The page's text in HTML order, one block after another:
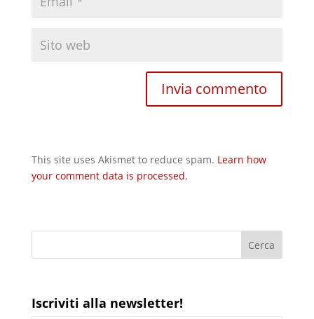
This site uses Akismet to reduce spam. Learn how
your comment data is processed.
Iscriviti alla newsletter!